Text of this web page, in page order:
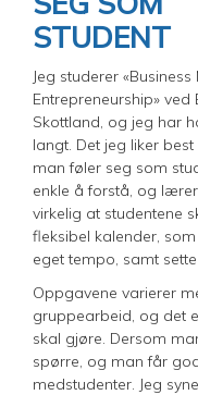
STUDENT
Jeg studerer
Entrepreneurship»
Skottland, og jeg har
langt. Det jeg liker
man føler seg som
enkle å forstå, og
virkelig at studentene
fleksibel kalender,
eget tempo, samt
Oppgavene varierer
gruppearbeid, og det
skal gjøre. Dersom
spørre, og man får
medstudenter. Jeg